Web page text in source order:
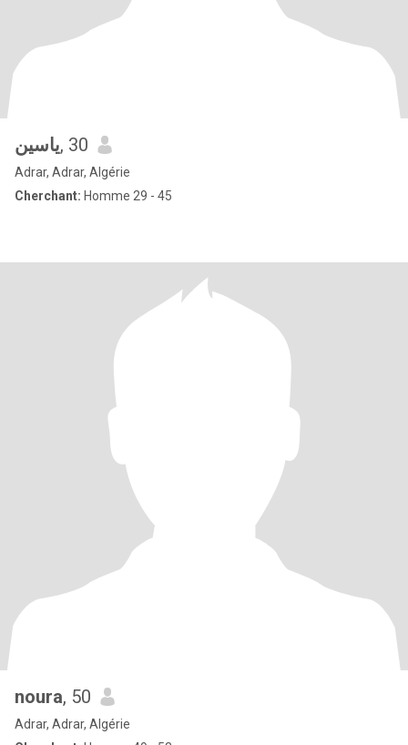
ياسين, 30
Adrar, Adrar, Algérie
Cherchant: Homme 29 - 45
noura, 50
Adrar, Adrar, Algérie